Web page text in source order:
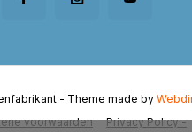
voorwaarden
Privacy Policy -
- Theme made by